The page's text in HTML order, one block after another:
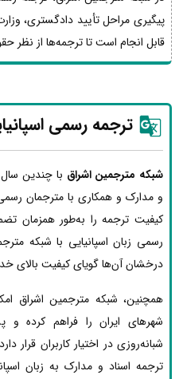
پیگیری مراحل تأیید دادگستری،
قابل انجام است تا ترجمه‌ها از نظر
ترجمه رسمی
شبکه مترجمین اشراق با چندین
و مدارک و همکاری با مترجمان
کیفیت ترجمه را به‌طور همزمان
رسمی زبان اسپانیایی با شبکه
درخشان آن‌ها گویای کیفیت بالای
همچنین، شبکه مترجمین اشراق
شهرهای ایران را فراهم کرده و
شبانه‌روزی در اختیار کاربران
ترجمه اسناد و مدارک به زبان